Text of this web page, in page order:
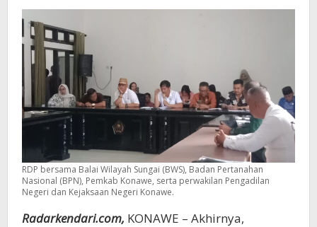
RDP bersama Balai Wilayah Sungai (BWS), Badan Pertanahan
Nasional (BPN), Pemkab Konawe, serta perwakilan Pengadilan
Negeri dan Kejaksaan Negeri Konawe.
Radarkendari.com, KONAWE – Akhirnya,